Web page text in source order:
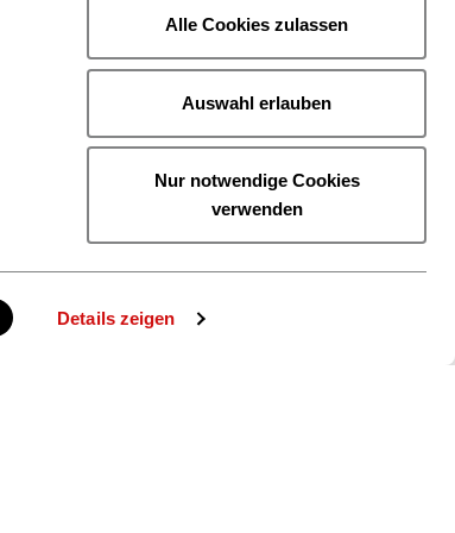
Details zeigen
Alle Cookies zulassen
Auswahl erlauben
Nur notwendige Cookies
verwenden